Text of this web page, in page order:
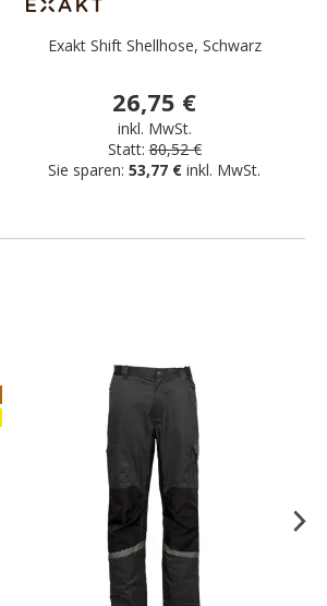
Exakt Shift Shellhose, Schwarz
26,75 €
inkl. MwSt.
Statt: 80,52 €
Sie sparen:53,77 € inkl. MwSt.